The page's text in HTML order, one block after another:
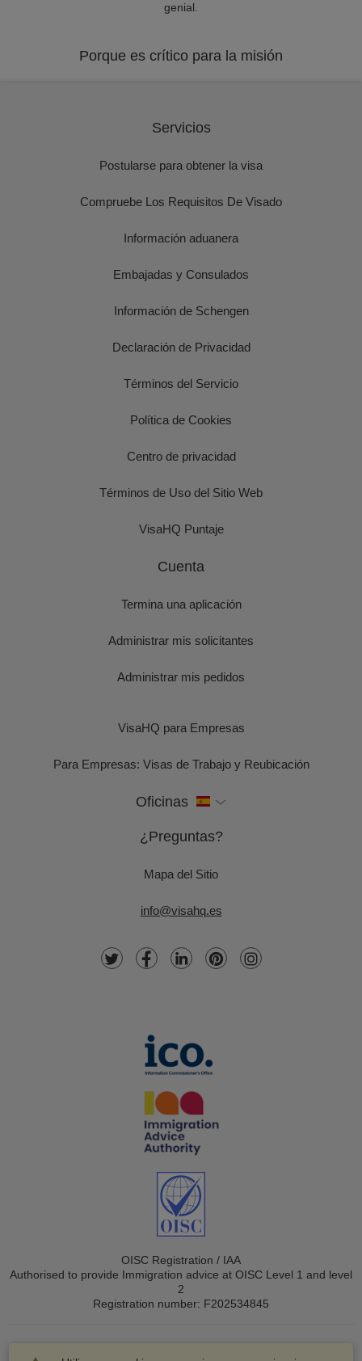
genial.
Porque es crítico para la misión
Servicios
Postularse para obtener la visa
Compruebe Los Requisitos De Visado
Información aduanera
Embajadas y Consulados
Información de Schengen
Declaración de Privacidad
Términos del Servicio
Política de Cookies
Centro de privacidad
Términos de Uso del Sitio Web
VisaHQ Puntaje
Cuenta
Termina una aplicación
Administrar mis solicitantes
Administrar mis pedidos
VisaHQ para Empresas
Para Empresas: Visas de Trabajo y Reubicación
Oficinas
¿Preguntas?
Mapa del Sitio
info@visahq.es
OISC Registration / IAA
Authorised to provide Immigration advice at OISC Level 1 and level
2
Registration number: F202534845